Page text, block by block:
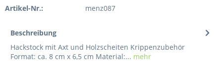
Artikel-Nr.: menz087
Beschreibung
Hackstock mit Axt und Holzscheiten Krippenzubehör
Format: ca. 8 cm x 6,5 cm Material:... mehr